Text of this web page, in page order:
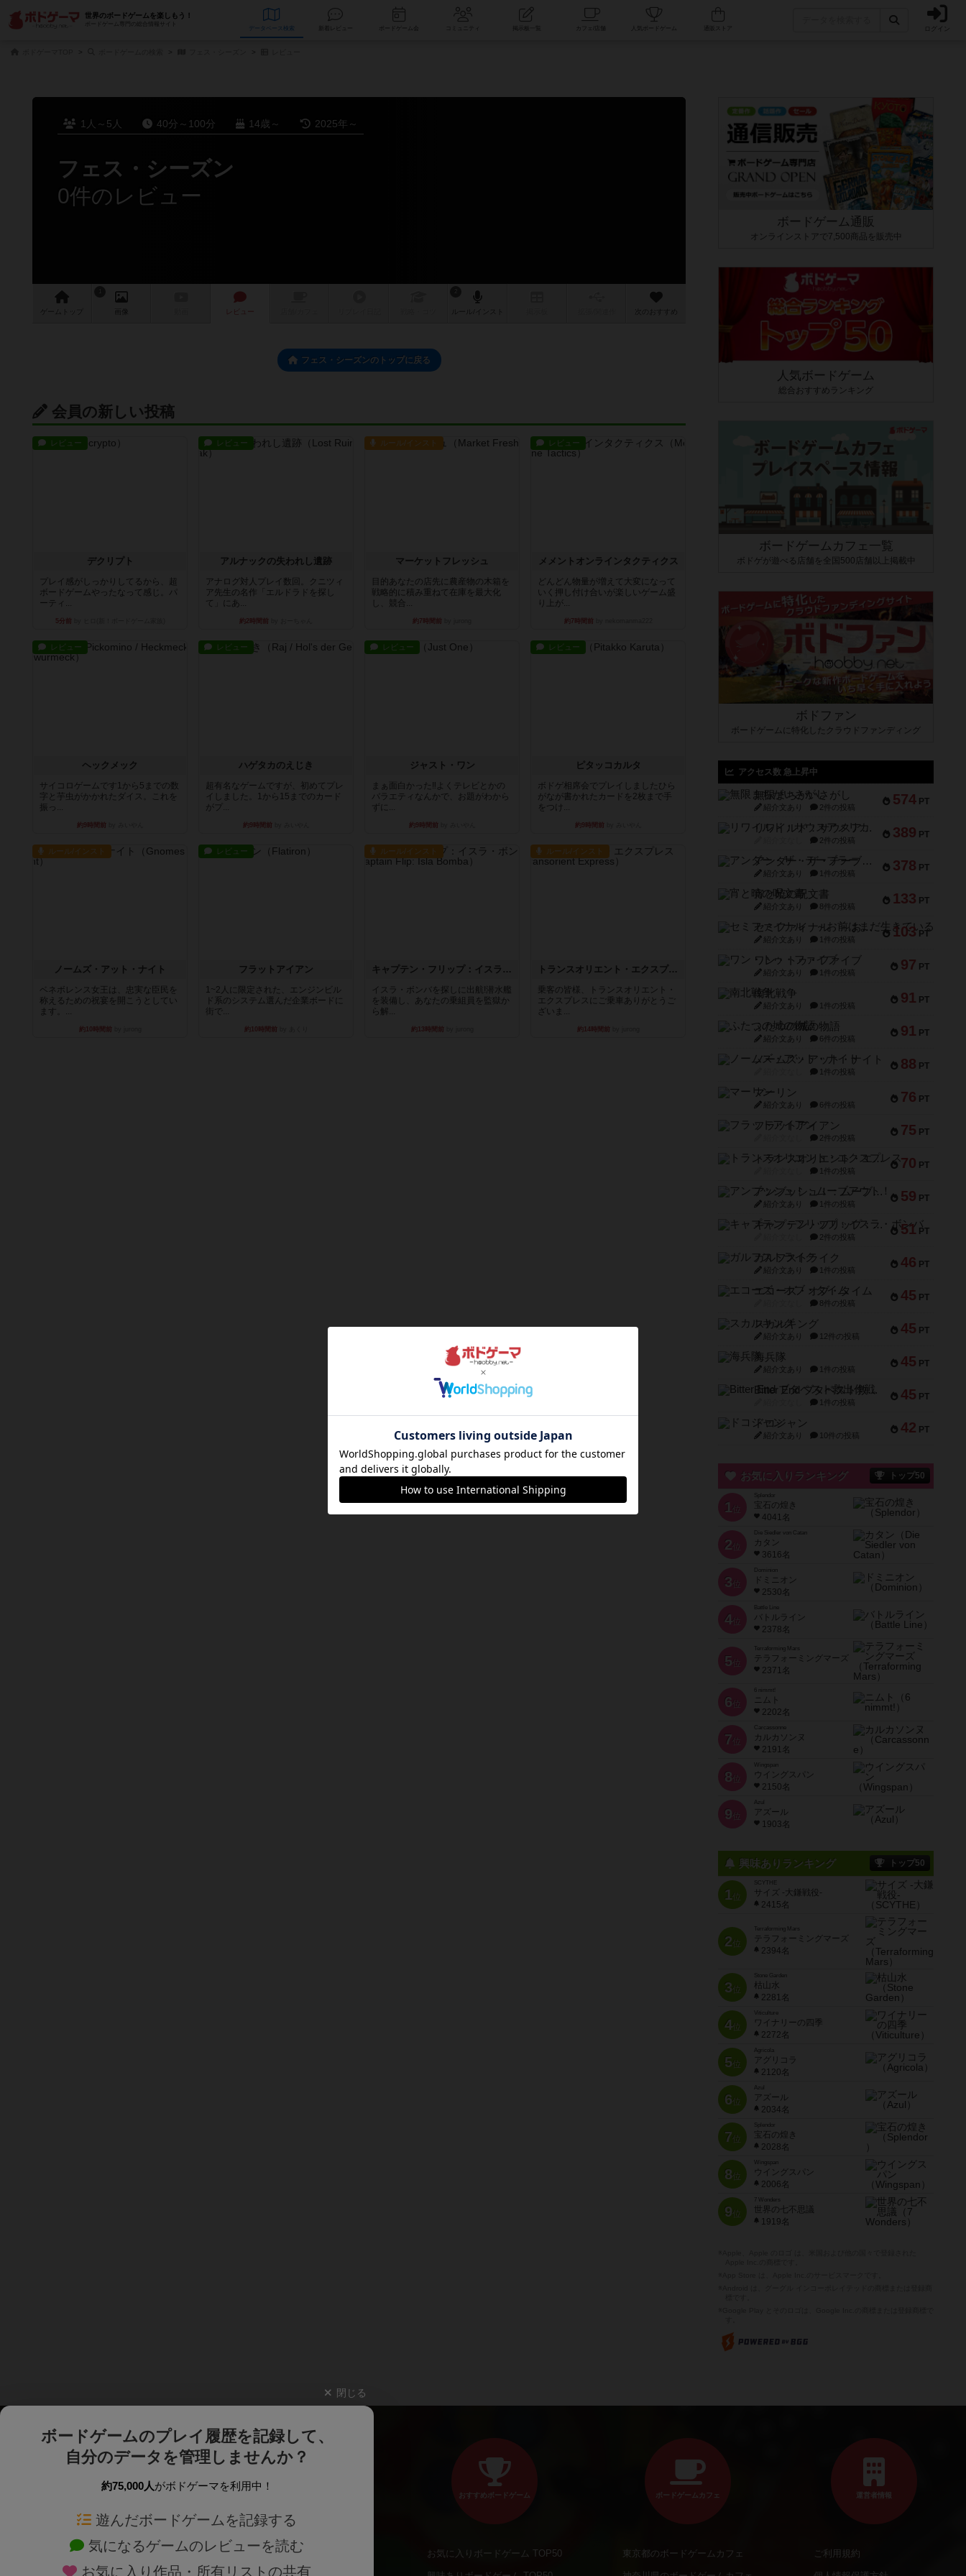
世界のボードゲームを楽しもう！
ボードゲーム専門の総合情報サイト
データベース コミュニティ 人気ボードゲーム ログイン
1人～5人 40分～100分 14歳～ 2025年～
フェス・シーズン
0件のレビュー
ゲーム 画像 レビュー 次のおすすめ
フェス・シーズンのトップに戻る
会員の新しい投稿
レビュー
デクリプト
プレイ感がしっかりしてるから、超
ボードゲームやったなって感じ。パ
ーティ...
5分前
レビュー
アルナックの失われし遺跡
アナログ対人プレイ数回。クニツィ
ア先生の名作「エルドラドを探し
て」にあ...
約2時間前
ルール/インスト
マーケットフレッシュ
目的あなたの店先に農産物の木箱を
戦略的に積み重ねて在庫を最大化
し、競合...
約7時間前
レビュー
メメントオンラインタクティクス
どんどん物量が増えて大変になって
いく押し付け合いが楽しいゲーム盛
り上が...
約7時間前
レビュー
ヘックメック
サイコロゲームです1から5までの数
字と芋虫がかかれたダイス。これを
振っ...
約9時間前
レビュー
ハゲタカのえじき
超有名なゲームですが、初めてプレ
イしました。1から15までのカード
がプ...
約9時間前
レビュー
ジャスト・ワン
まぁ面白かった‼️よくテレビとかの
バラエティなんかで、お題がわから
ずに...
約9時間前
レビュー
ピタッコカルタ
ボドゲ相席会でプレイしましたひら
がなが書かれたカードを2枚まで手
をつけ...
約9時間前
ルール/インスト
ノームズ・アット・ナイト
ベネボレンス女王は、忠実な臣民を
称えるための祝宴を開こうとしてい
ます。...
約10時間前
レビュー
フラットアイアン
1~2人に限定された、エンジンビル
ド系のシステム選んだ企業ボードに
街で...
約10時間前
ルール/インスト
キャプテン・フリップ：イスラ・ボンバ
イスラ・ボンバを探しに出航!潜水艦
を装備し、あなたの乗組員を監獄か
ら解...
約13時間前
ルール/インスト
トランスオリエント・エクスプレス
乗客の皆様、トランスオリエント・
エクスプレスにご乗車ありがとうご
ざいま...
約14時間前
ボードゲーム通販
オンラインストアで7,500商品を販売中
人気ボードゲーム
総合おすすめランキング
ボードゲームカフェ一覧
ボドゲが遊べる店舗を全国500店舗以上掲載中
ボドファン
ボードゲームに特化したクラウドファンディング
アクセス数 急上昇中
574 PT
無限まちがいさがし
紹介文あり 2件の投稿
389 PT
リワイルド：サウスアメリカ
2件の投稿
378 PT
アンダー・ザ・テーブラー
紹介文あり 1件の投稿
133 PT
宵と暁の呪文書
紹介文あり 8件の投稿
103 PT
セミファイナル ～お前はまだ生きている～
紹介文あり 1件の投稿
97 PT
ワン・トゥ・ファイブ
紹介文あり 1件の投稿
91 PT
南北戦争
紹介文あり 1件の投稿
91 PT
ふたつの城の物語
紹介文あり 6件の投稿
88 PT
ノームズ・アット・ナイト
1件の投稿
76 PT
マーリン
紹介文あり 6件の投稿
75 PT
フラットアイアン
2件の投稿
70 PT
トランスオリエント・エクスプレス
1件の投稿
59 PT
アンブッシュ！：ムーブアウト！
紹介文あり 1件の投稿
51 PT
キャプテン・フリップ：イスラ・ボンバ
2件の投稿
46 PT
ガルフストライク
紹介文あり 1件の投稿
45 PT
エコーズ・オブ・タイム
8件の投稿
45 PT
スカルキング
紹介文あり 12件の投稿
45 PT
海兵隊
紹介文あり 1件の投稿
45 PT
Bitter End ブタペスト救出作戦
1件の投稿
42 PT
ドコジャン
紹介文あり 10件の投稿
お気に入りランキング トップ50
1 位
宝石の煌き
4041名
2 位
Die Siedler von Catan
カタン
3616名
3 位
ドミニオン
2530名
4位
Battle Line
バトルライン
2378名
5 位
Terraforming Mars
テラフォーミングマーズ
2371名
6 位
ニムト
2202名
7 位
Carcassonne
カルカソンヌ
2191名
8 位
Wingspan
ウイングスパン
2150名
9 位
Azul
アズール
1903名
興味ありランキング トップ50
1位
SCYTHE
サイズ -大鎌戦役-
2415名
2位
Terraforming Mars
テラフォーミングマーズ
2394名
3位
Stone Garden
枯山水
2281名
4位
Viticulture
ワイナリーの四季
2272名
5位
Agricola
アグリコラ
2120名
6位
Azul
アズール
2034名
7位
宝石の煌き
2028名
8位
Wingspan
ウイングスパン
2006名
9位
7 Wonders
世界の七不思議
1919名
閉じる
ボードゲームのプレイ履歴を記録して、
自分のデータを管理しませんか？
約75,000人がボドゲーマを利用中！
遊んだボードゲームを記録する
気になるゲームのレビューを読む
お気に入り作品・所有リストの共有
ボードゲームを検索する 新作・再入荷情報
おすすめボードゲーム
お気に入りボードゲーム TOP50
ボードゲームカフェ
東京都のボードゲームカフェ
運営者情報
ご利用規約